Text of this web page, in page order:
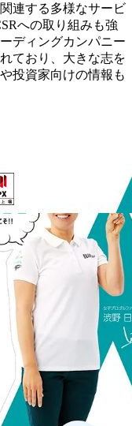
連する多様なサービ
への取り組みも強
ディングカンパニー
ており、大きな志を
投資家向けの情報も